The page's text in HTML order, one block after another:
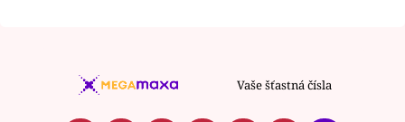
Vaše šťastná čísla